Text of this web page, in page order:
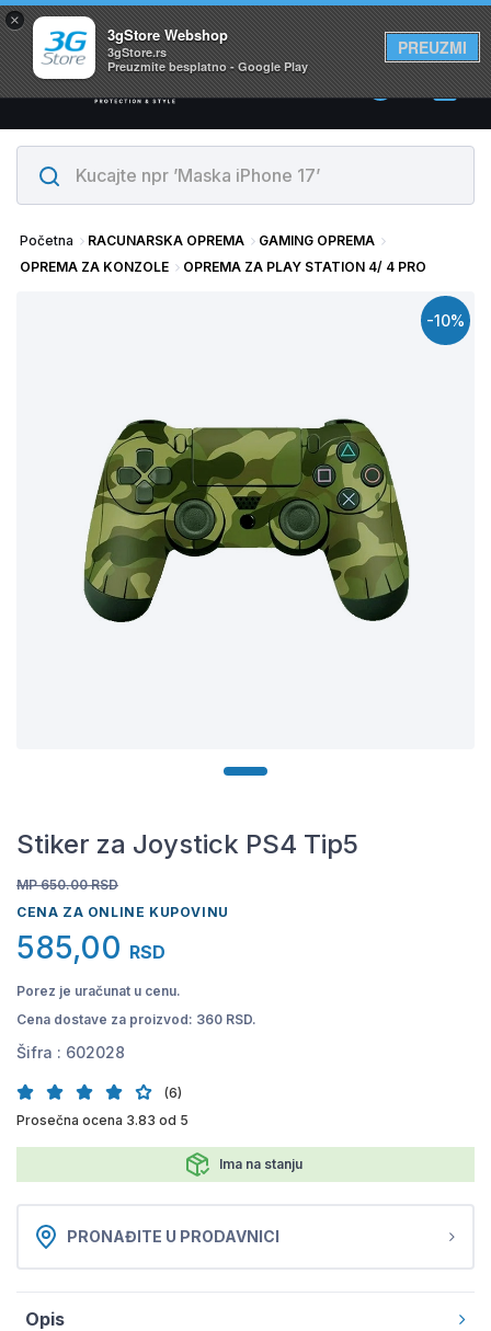
×
3gStore Webshop
3gStore.rs
Preuzmite besplatno - Google Play
PREUZMI
Svi proizvodi su na lageru. Slanje istog dana!
0
Početna RACUNARSKA OPREMA
GAMING OPREMA
OPREMA ZA KONZOLE
OPREMA ZA PLAY STATION 4/ 4 PRO
-10%
Stiker za Joystick PS4 Tip5
MP 650.00 RSD
CENA ZA ONLINE KUPOVINU
585,00 RSD
Porez je uračunat u cenu.
Cena dostave za proizvod: 360 RSD.
Šifra : 602028
(6)
Prosečna ocena 3.83 od 5
Ima na stanju
PRONAĐITE U PRODAVNICI
Opis